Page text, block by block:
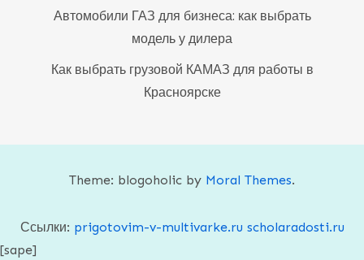
Автомобили ГАЗ для бизнеса: как выбрать
модель у дилера
Как выбрать грузовой КАМАЗ для работы в
Красноярске
Theme: blogoholic by Moral Themes.
Ссылки: prigotovim-v-multivarke.ru scholaradosti.ru
[sape]